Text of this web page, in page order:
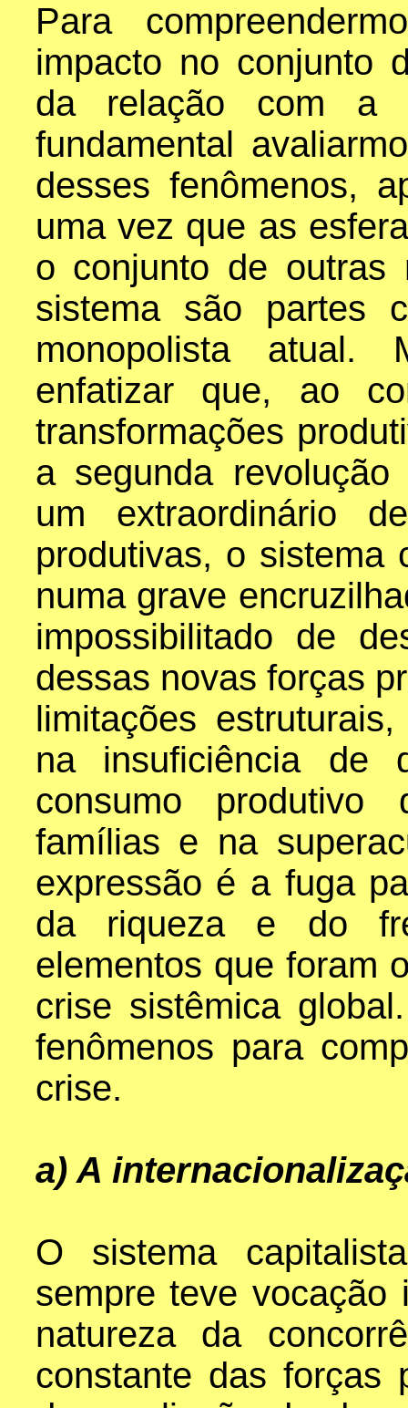
Para
impacto no conjunto
da relação com a
fundamental
desses fenômenos,
uma vez que as
o conjunto de outras
sistema são partes
monopolista atual.
enfatizar que, ao
transformações
a segunda revolução
um extraordinário
produtivas, o sistema
numa grave
impossibilitado de
dessas novas forças
limitações
na insuficiência de
consumo
famílias e na
expressão é a fuga
da riqueza e do
elementos que foram
crise sistêmica
fenômenos para
crise.
a) A
O sistema
sempre teve vocação
natureza da
constante das forças